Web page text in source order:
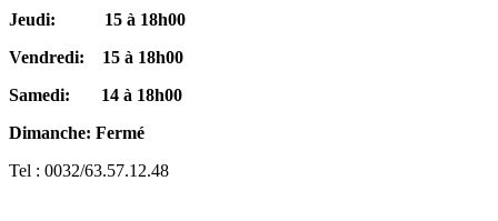
Jeudi: 15 à 18h00
Vendredi: 15 à 18h00
Samedi: 14 à 18h00
Dimanche: Fermé
Tel : 0032/63.57.12.48